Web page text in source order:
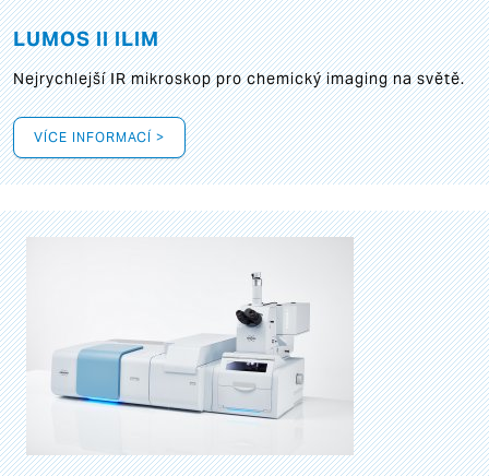
LUMOS II ILIM
Nejrychlejší IR mikroskop pro chemický imaging na světě.
VÍCE INFORMACÍ >